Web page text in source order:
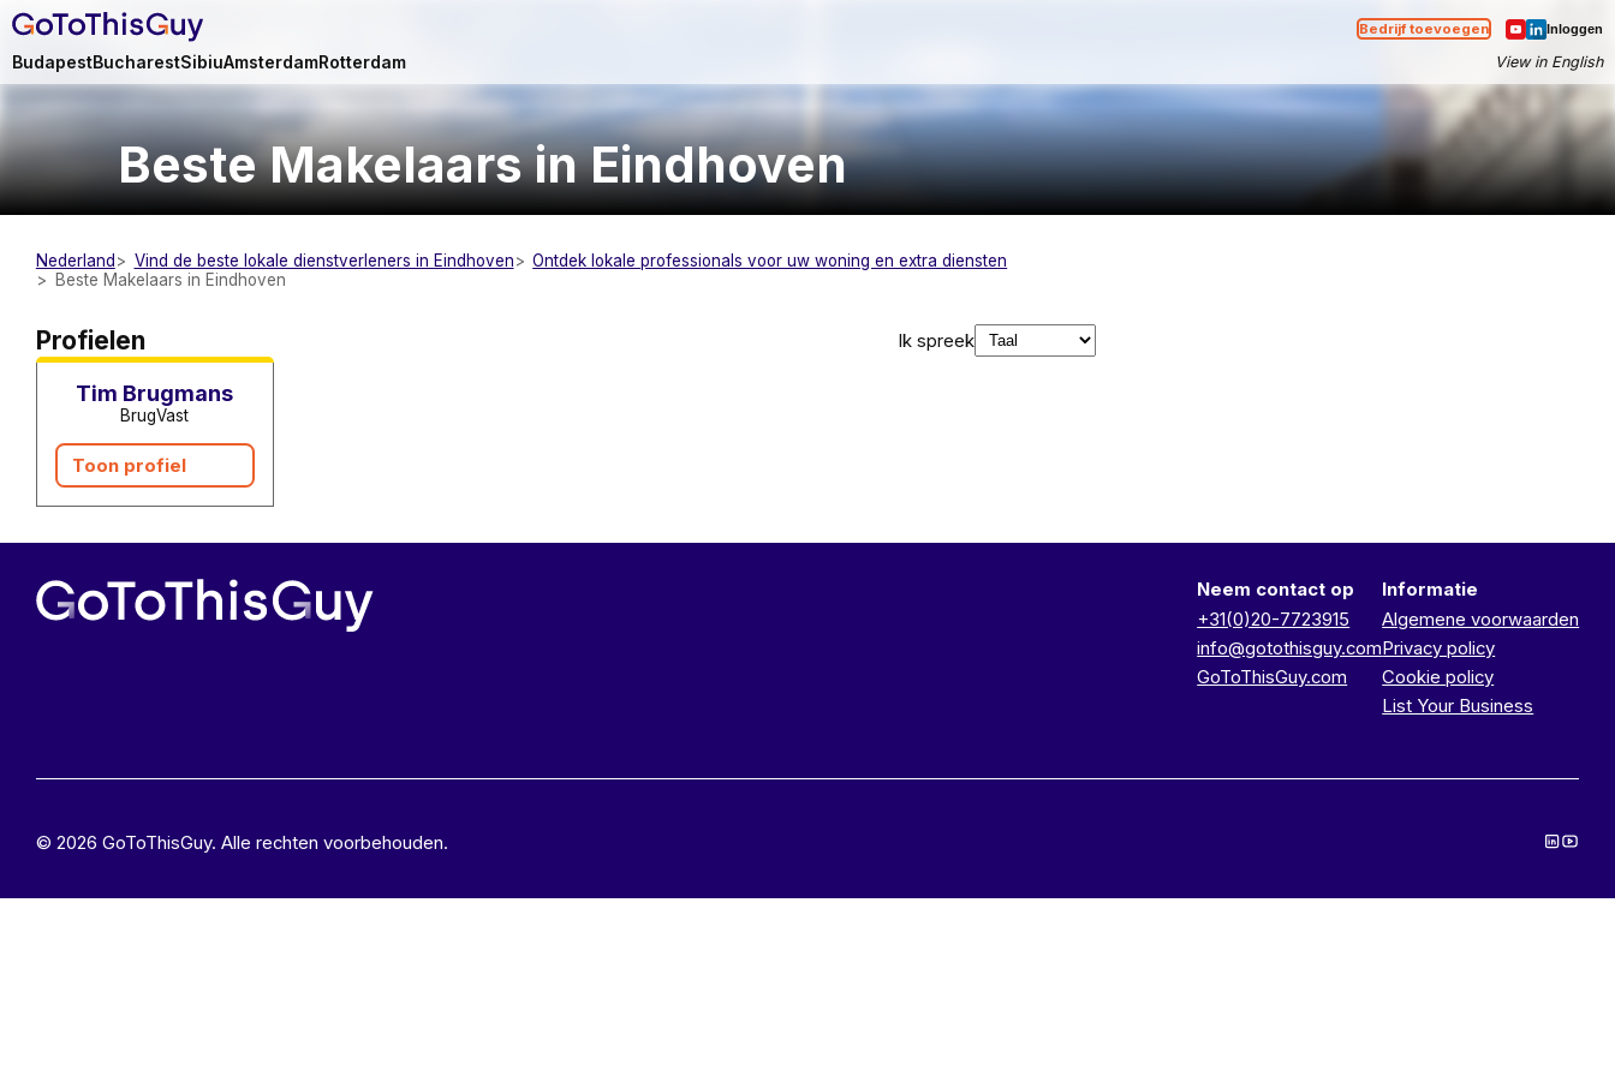
Bedrijf toevoegen Inloggen
BudapestBucharestSibiuAmsterdamRotterdam View in English
Beste Makelaars in Eindhoven
Nederland Vind de beste lokale dienstverleners in Eindhoven
Ontdek lokale professionals voor uw woning en extra diensten
Beste Makelaars in Eindhoven
Profielen Ik spreek
Tim Brugmans
BrugVast
Toon profiel
Neem contact op
+31(0)20-7723915
info@gotothisguy.com
GoToThisGuy.com
Informatie
Algemene voorwaarden
Privacy policy
Cookie policy
List Your Business
© 2026 GoToThisGuy. Alle rechten voorbehouden.